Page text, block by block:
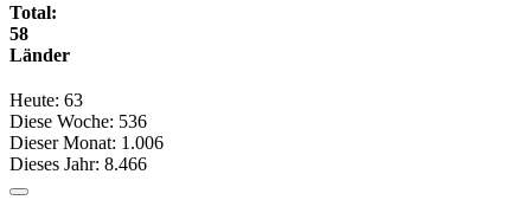
Total:
58
Länder
Heute: 63
Diese Woche: 536
Dieser Monat: 1.006
Dieses Jahr: 8.466